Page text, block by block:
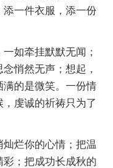
一件衣服，添一份
如牵挂默默无闻；
悄然无声；想起，
的是微笑。一份情
虔诚的祈祷只为了
烂你的心情；把温
；把成功长成秋的